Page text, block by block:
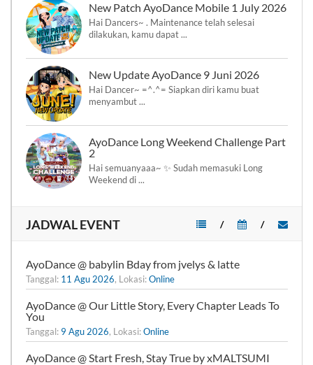
New Patch AyoDance Mobile 1 July 2026
Hai Dancers~ . Maintenance telah selesai
dilakukan, kamu dapat ...
New Update AyoDance 9 Juni 2026
Hai Dancer~ =^.^= Siapkan diri kamu buat
menyambut ...
AyoDance Long Weekend Challenge Part
2
Hai semuanyaaa~ ✨ Sudah memasuki Long
Weekend di ...
JADWAL EVENT /
/
AyoDance @ babylin Bday from jvelys & latte
Tanggal: 11 Agu 2026, Lokasi:Online
AyoDance @ Our Little Story, Every Chapter Leads To
You
Tanggal: 9 Agu 2026, Lokasi:Online
AyoDance @ Start Fresh, Stay True by xMALTSUMI